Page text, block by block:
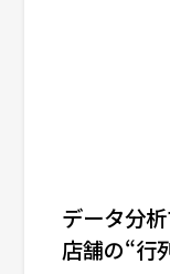
データ分
店舗の“行